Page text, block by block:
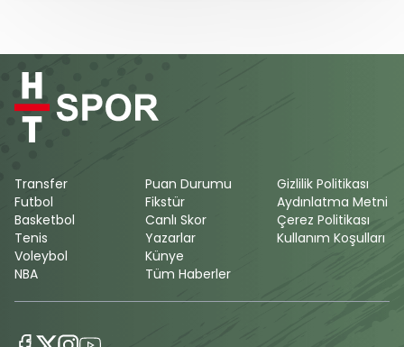
Transfer
Futbol
Basketbol
Tenis
Voleybol
NBA
Puan Durumu
Fikstür
Canlı Skor
Yazarlar
Künye
Tüm Haberler
Gizlilik Politikası
Aydınlatma Metni
Çerez Politikası
Kullanım Koşulları